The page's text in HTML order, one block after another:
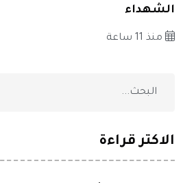
الشهداء
منذ 11 ساعة
الاكثر قراءة